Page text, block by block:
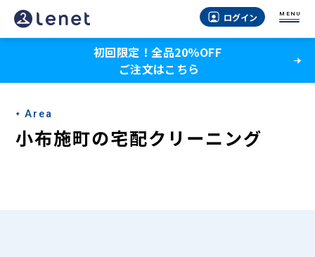
小
布
町
の
宅
ログイン MENU
初回限定！全品20％OFF
ご注文はこちら
Area
小布施町の宅配クリーニング